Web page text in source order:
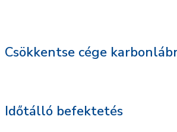
Csökkentse cége
Időtálló befektetés